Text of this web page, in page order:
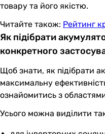
товару та його якістю.
Читайте також: Рейтинг
Як підібрати
конкретного
Щоб знати, як підібрати
максимальну
ознайомитись з
Усього можна виділити